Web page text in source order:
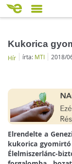
Kukorica
Hír írta: MTI 2018/
Elrendelte a
kukorica
Élelmiszerlánc-